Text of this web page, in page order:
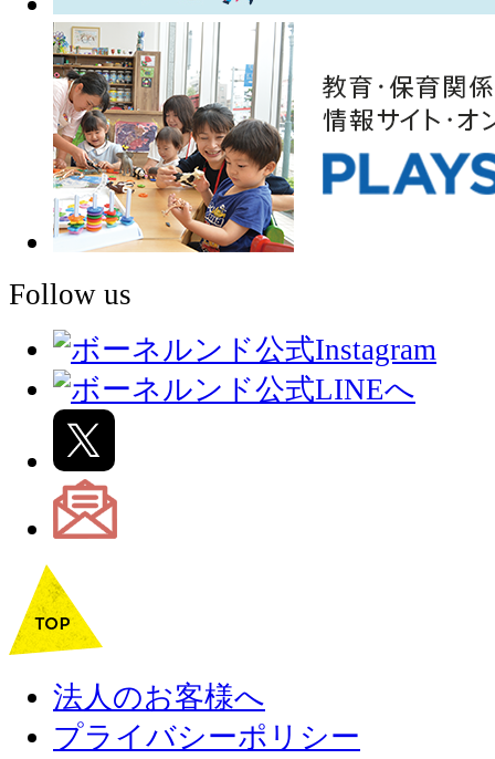
Follow us
法人のお客様へ
プライバシーポリシー